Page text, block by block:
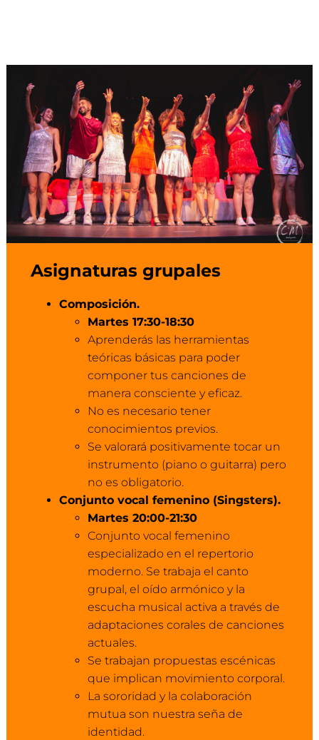
Asignaturas grupales
Composición.
Martes 17:30-18:30
Aprenderás las herramientas
teóricas básicas para poder
componer tus canciones de
manera consciente y eficaz.
No es necesario tener
conocimientos previos.
Se valorará positivamente tocar un
instrumento (piano o guitarra) pero
no es obligatorio.
Conjunto vocal femenino (Singsters).
Martes 20:00-21:30
Conjunto vocal femenino
especializado en el repertorio
moderno. Se trabaja el canto
grupal, el oído armónico y la
escucha musical activa a través de
adaptaciones corales de canciones
actuales.
Se trabajan propuestas escénicas
que implican movimiento corporal.
La sororidad y la colaboración
mutua son nuestra seña de
identidad.